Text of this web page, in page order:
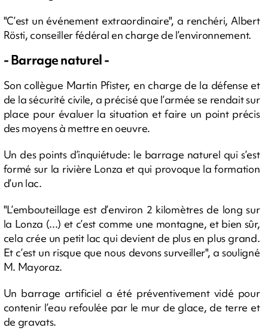
"C’est un événement extraordinaire", a renchéri, Albert
Rösti, conseiller fédéral en charge de l’environnement.
- Barrage naturel -
Son collègue Martin Pfister, en charge de la défense et
de la sécurité civile, a précisé que l’armée se rendait sur
place pour évaluer la situation et faire un point précis
des moyens à mettre en oeuvre.
Un des points d’inquiétude: le barrage naturel qui s’est
formé sur la rivière Lonza et qui provoque la formation
d’un lac.
"L’embouteillage est d’environ 2 kilomètres de long sur
la Lonza (...) et c’est comme une montagne, et bien sûr,
cela crée un petit lac qui devient de plus en plus grand.
Et c’est un risque que nous devons surveiller", a souligné
M. Mayoraz.
Un barrage artificiel a été préventivement vidé pour
contenir l’eau refoulée par le mur de glace, de terre et
de gravats.